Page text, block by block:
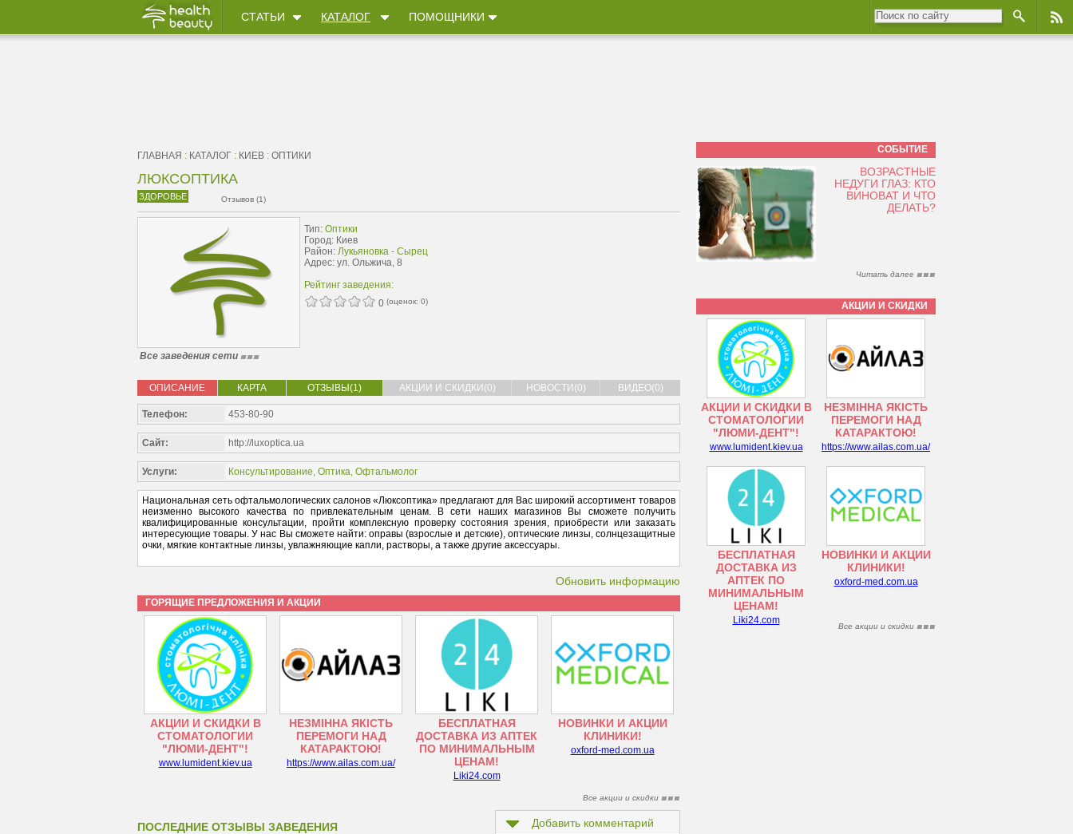
СТАТЬИ КАТАЛОГ ПОМОЩНИКИ
ГЛАВНАЯ : КАТАЛОГ : КИЕВ : ОПТИКИ
ЛЮКСОПТИКА
ЗДОРОВЬЕ Отзывов (1)
Тип: Оптики
Город: Киев
Район: Лукьяновка - Сырец
Адрес: ул. Ольжича, 8
Рейтинг заведения:
0 (оценок: 0)
Все заведения сети
ОПИСАНИЕ КАРТА ОТЗЫВЫ(1) АКЦИИ И СКИДКИ(0) НОВОСТИ(0) ВИДЕО(0)
Телефон: 453-80-90
Сайт: http://luxoptica.ua
Услуги: Консультирование, Оптика, Офтальмолог
Национальная сеть офтальмологических салонов «Люксоптика» предлагают для Вас широкий ассортимент товаров
неизменно высокого качества по привлекательным ценам. В сети наших магазинов Вы сможете получить
квалифицированные консультации, пройти комплексную проверку состояния зрения, приобрести или заказать
интересующие товары. У нас Вы сможете найти: оправы (взрослые и детские), оптические линзы, солнцезащитные
очки, мягкие контактные линзы, увлажняющие капли, растворы, а также другие аксессуары.
Обновить информацию
ГОРЯЩИЕ ПРЕДЛОЖЕНИЯ И АКЦИИ
АКЦИИ И СКИДКИ В
СТОМАТОЛОГИИ
"ЛЮМИ-ДЕНТ"!
www.lumident.kiev.ua
НЕЗМІННА ЯКІСТЬ
ПЕРЕМОГИ НАД
КАТАРАКТОЮ!
https://www.ailas.com.ua/
БЕСПЛАТНАЯ
ДОСТАВКА ИЗ АПТЕК
ПО МИНИМАЛЬНЫМ
ЦЕНАМ!
Liki24.com
НОВИНКИ И АКЦИИ
КЛИНИКИ!
oxford-med.com.ua
Все акции и скидки
ПОСЛЕДНИЕ ОТЗЫВЫ ЗАВЕДЕНИЯ Добавить комментарий
СОБЫТИЕ
ВОЗРАСТНЫЕ
НЕДУГИ ГЛАЗ: КТО
ВИНОВАТ И ЧТО
ДЕЛАТЬ?
Читать далее
АКЦИИ И СКИДКИ
АКЦИИ И СКИДКИ В
СТОМАТОЛОГИИ
"ЛЮМИ-ДЕНТ"!
www.lumident.kiev.ua
НЕЗМІННА ЯКІСТЬ
ПЕРЕМОГИ НАД
КАТАРАКТОЮ!
https://www.ailas.com.ua/
БЕСПЛАТНАЯ
ДОСТАВКА ИЗ
АПТЕК ПО
МИНИМАЛЬНЫМ
ЦЕНАМ!
Liki24.com
НОВИНКИ И АКЦИИ
КЛИНИКИ!
oxford-med.com.ua
Все акции и скидки